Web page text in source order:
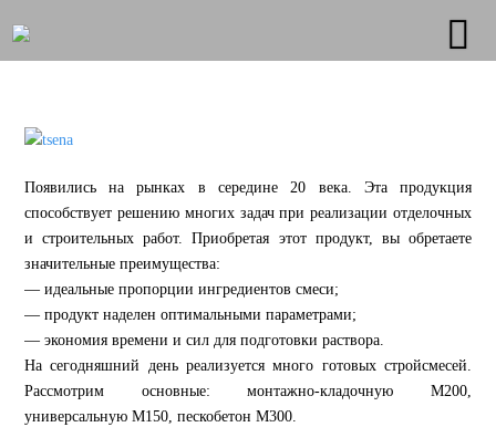
Появились на рынках в середине 20 века. Эта продукция
способствует решению многих задач при реализации отделочных
и строительных работ. Приобретая этот продукт, вы обретаете
значительные преимущества:
— идеальные пропорции ингредиентов смеси;
— продукт наделен оптимальными параметрами;
— экономия времени и сил для подготовки раствора.
На сегодняшний день реализуется много готовых стройсмесей.
Рассмотрим основные: монтажно-кладочную М200,
универсальную М150, пескобетон М300.